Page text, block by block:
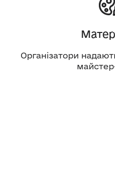
Організатори